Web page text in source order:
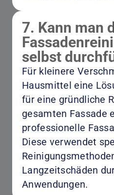
7. Kann man
selbst
Für kleinere
Hausmittel eine
für eine gründliche
gesamten Fassade
professionelle
Diese verwendet
Langzeitschäden
Anwendungen.